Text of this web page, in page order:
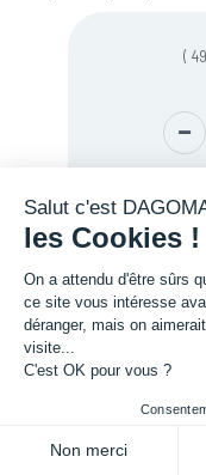
(
Description
Salut c'est
les Cookies !
On a attendu d'être sûrs
ce site vous intéresse
déranger, mais on
visite...
C'est OK pour vous ?
Non merci